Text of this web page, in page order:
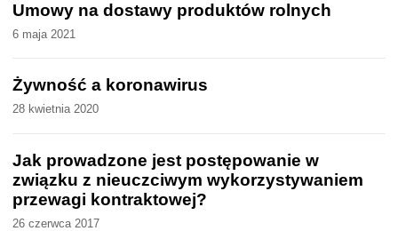
Umowy na dostawy produktów rolnych
6 maja 2021
Żywność a koronawirus
28 kwietnia 2020
Jak prowadzone jest postępowanie w
związku z nieuczciwym wykorzystywaniem
przewagi kontraktowej?
26 czerwca 2017